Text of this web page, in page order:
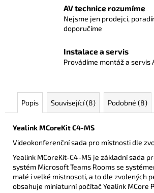
AV technice rozumíme
Nejsme jen prodejci,
doporučíme
Instalace a servis
Provádíme montáž a servis
Popis Související (8) Podobné (8)
Yealink MCoreKit C4-MS
Videokonferenční sada pro místnosti dle
Yealink MCoreKit-C4-MS je základní sada
systém Microsoft Teams Rooms se
malé i velké mistnosoti, a to dle zvolených
obsahuje miniaturní počítač Yealink MCore